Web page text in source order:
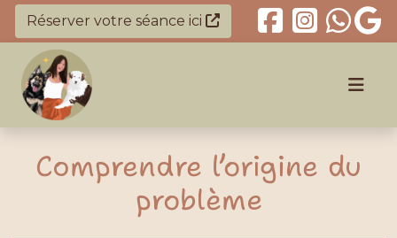
Réserver votre séance ici
Comprendre l’origine du
problème